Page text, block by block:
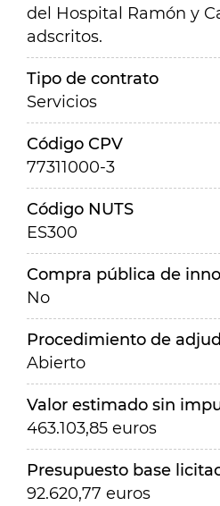
del Hospital Ramón y
adscritos.
Tipo de contrato
Servicios
Código CPV
77311000-3
Código NUTS
ES300
Compra pública de
No
Procedimiento de
Abierto
Valor estimado sin
463.103,85 euros
Presupuesto base
92.620,77 euros